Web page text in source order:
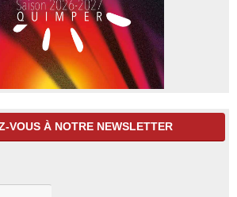
VOUS À NOTRE NEWSLETTER